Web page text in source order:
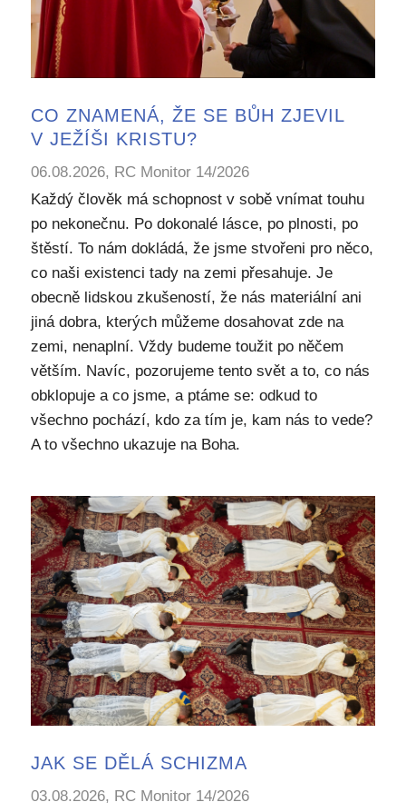
CO ZNAMENÁ, ŽE SE BŮH ZJEVIL
V JEŽÍŠI KRISTU?
06.08.2026, RC Monitor 14/2026
Každý člověk má schopnost v sobě vnímat touhu
po nekonečnu. Po dokonalé lásce, po plnosti, po
štěstí. To nám dokládá, že jsme stvořeni pro něco,
co naši existenci tady na zemi přesahuje. Je
obecně lidskou zkušeností, že nás materiální ani
jiná dobra, kterých můžeme dosahovat zde na
zemi, nenaplní. Vždy budeme toužit po něčem
větším. Navíc, pozorujeme tento svět a to, co nás
obklopuje a co jsme, a ptáme se: odkud to
všechno pochází, kdo za tím je, kam nás to vede?
A to všechno ukazuje na Boha.
JAK SE DĚLÁ SCHIZMA
03.08.2026, RC Monitor 14/2026